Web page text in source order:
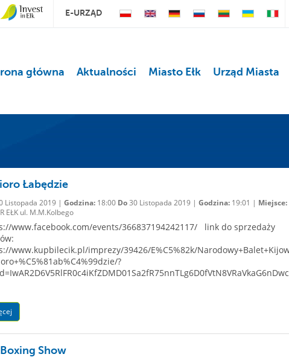
E-URZĄD
główna Aktualności Miasto Ełk Urząd Miasta
Łabędzie
Listopada 2019 | Godzina:18:00 Do30 Listopada 2019 | Godzina:19:01 | Miejsce:
EŁK ul. M.M.Kolbego
www.facebook.com/events/366837194242117/ link do sprzedaży
www.kupbilecik.pl/imprezy/39426/E%C5%82k/
?
Boxing Show